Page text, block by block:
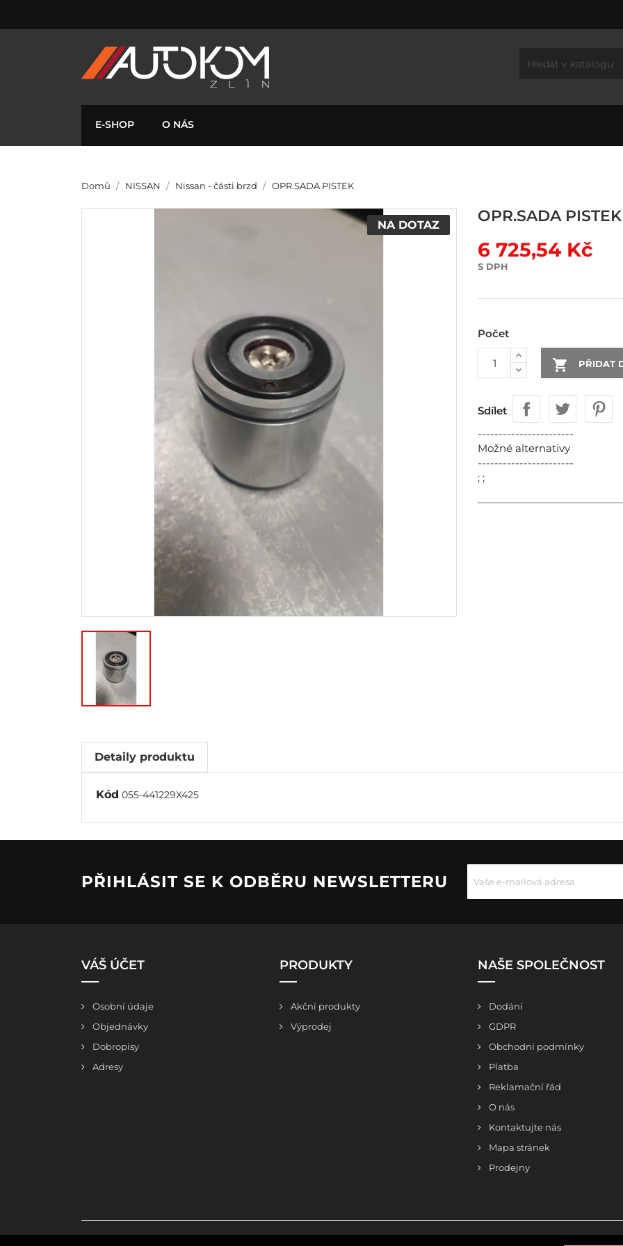
E-SHOP O NÁS
Domů NISSAN Nissan - části brzd OPR.SADA PISTEK
NA DOTAZ OPR.SADA PISTEK
6 725,54 Kč
S DPH
Počet
 PŘIDAT
Sdílet
-----------------------
Možné alternativy
-----------------------
; ;
Detaily produktu
Kód 055-441229X425
PŘIHLÁSIT SE K ODBĚRU NEWSLETTERU
VÁŠ ÚČET
Osobní údaje
Objednávky
Dobropisy
Adresy
PRODUKTY
Akční produkty
Výprodej
NAŠE SPOLEČNOST
Dodání
GDPR
Obchodní podmínky
Platba
Reklamační řád
O nás
Kontaktujte nás
Mapa stránek
Prodejny